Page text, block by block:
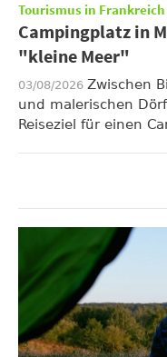
Tourismus in Frankreich
Campingplatz in
"kleine Meer"
03/08/2026 Zwischen
und malerischen
Reiseziel für einen